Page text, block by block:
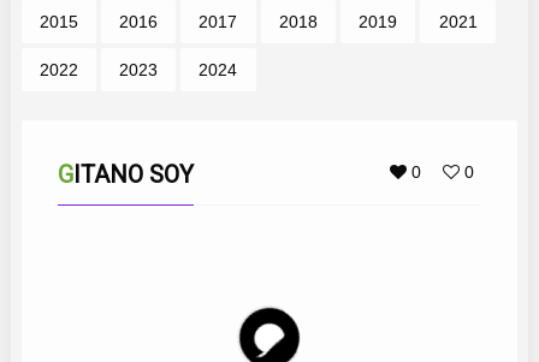
2015 2016 2017 2018 2019 2021
2022 2023 2024
0 0
GITANO SOY